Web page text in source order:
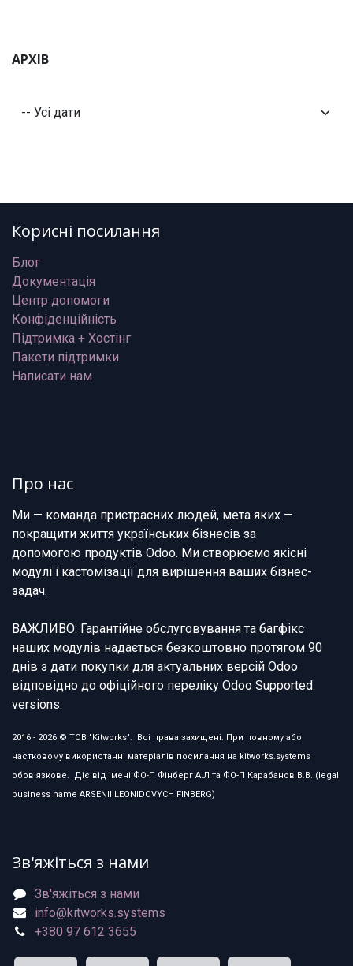
АРХІВ
Корисні посилання
Блог
Документація
Центр допомоги
Конфіденційність
Підтримка + Хостінг
Пакети підтримки
Написати нам
Про нас
Ми — команда пристрасних людей, мета яких —
покращити життя українських бізнесів за
допомогою продуктів Odoo. Ми створюємо якісні
модулі і кастомізації для вирішення ваших бізнес-
задач.
ВАЖЛИВО: Гарантійне обслуговування та багфікс
наших модулів надається безкоштовно протягом 90
днів з дати покупки для актуальних версій Odoo
відповідно до офіційного переліку Odoo Supported
versions.
2016 - 2026 © ТОВ "Kitworks". Всі права захищені. При повному або
частковому використанні матеріалів посилання на kitworks.systems
обов'язкове. Діє від імені ФО-П Фінберг А.Л та ФО-П Карабанов В.В. (legal
business name ARSENII LEONIDOVYCH FINBERG)
Зв'яжіться з нами
Зв'яжіться з нами
info@kitworks.systems
+380 97 612 3655